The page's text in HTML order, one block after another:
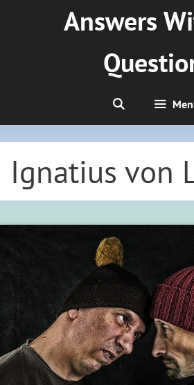
Answers
Ignatius von